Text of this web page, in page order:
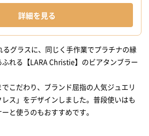
詳細を見る
グラスに、同じく手作業でプラチナの縁
れる【LARA Christie】のビアタンブラー
こだわり、ブランド屈指の人気ジュエリ
ス」をデザインしました。普段使いはも
と使うのもおすすめです。